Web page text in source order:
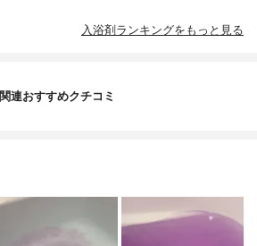
入浴剤ランキングをもっと見る
関連おすすめクチコミ